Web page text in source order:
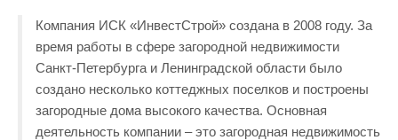
Компания ИСК «ИнвестСтрой» создана в 2008 году. За
время работы в сфере загородной недвижимости
Санкт-Петербурга и Ленинградской области было
создано несколько коттеджных поселков и построены
загородные дома высокого качества. Основная
деятельность компании – это загородная недвижимость